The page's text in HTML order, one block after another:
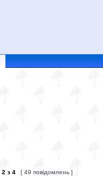
2 з 4 [ 49 повідомлень ]